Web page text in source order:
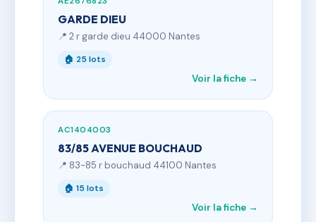
GARDE DIEU
📍 2 r garde dieu 44000 Nantes
🏠 25 lots
Voir la fiche →
AC1404003
83/85 AVENUE BOUCHAUD
📍 83-85 r bouchaud 44100 Nantes
🏠 15 lots
Voir la fiche →